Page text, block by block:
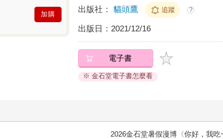
加購
出版社： 貓頭鷹 追蹤 ?
出版日： 2021/12/16
電子書
※ 金石堂電子書怎麼看
金石堂2026海外優惠：電子書